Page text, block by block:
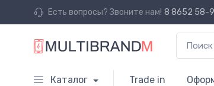
Есть вопросы? Звоните нам! 8 8652 58-
Каталог Trade in